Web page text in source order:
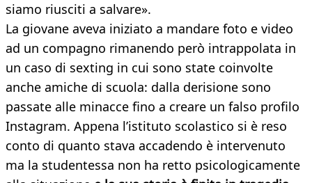
siamo riusciti a salvare».
La giovane aveva iniziato a mandare foto e video
ad un compagno rimanendo però intrappolata in
un caso di sexting in cui sono state coinvolte
anche amiche di scuola: dalla derisione sono
passate alle minacce fino a creare un falso profilo
Instagram. Appena l’istituto scolastico si è reso
conto di quanto stava accadendo è intervenuto
ma la studentessa non ha retto psicologicamente